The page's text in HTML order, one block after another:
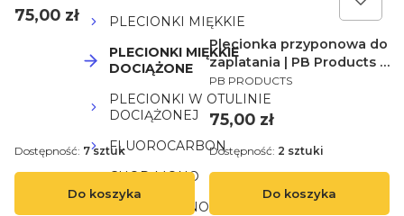
PLECIONKI MIĘKKIE
PLECIONKI MIĘKKIE
DOCIĄŻONE
PLECIONKI W OTULINIE
DOCIĄŻONEJ
FLUOROCARBON
CHOD MONO
ZIG RIG MONO
Cena
75,00 zł
Do koszyka
Dostępność: 7 sztuk
Plecionka przyponowa do
zaplatania | PB Products |
Hollow Silk Splicable
Hooklink 10m 30b Multi
Silt
PRODUCENT
PB PRODUCTS
Cena
75,00 zł
Do koszyka
Dostępność: 2 sztuki